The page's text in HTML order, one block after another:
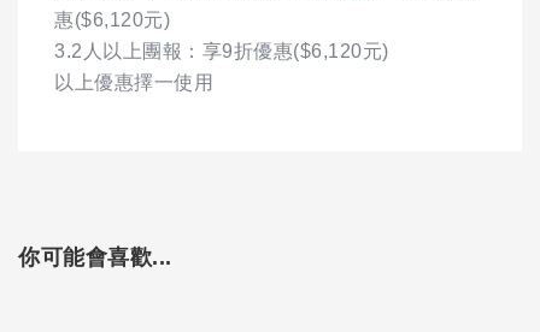
惠($6,120元)
3.2人以上團報：享9折優惠($6,120元)
以上優惠擇一使用
你可能會喜歡...